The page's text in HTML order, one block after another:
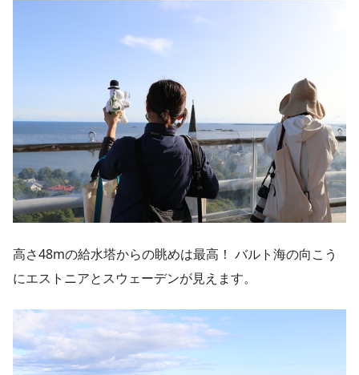
高さ48mの給水塔からの眺めは最高！ バルト海の向こう
にエストニアとスウェーデンが見えます。